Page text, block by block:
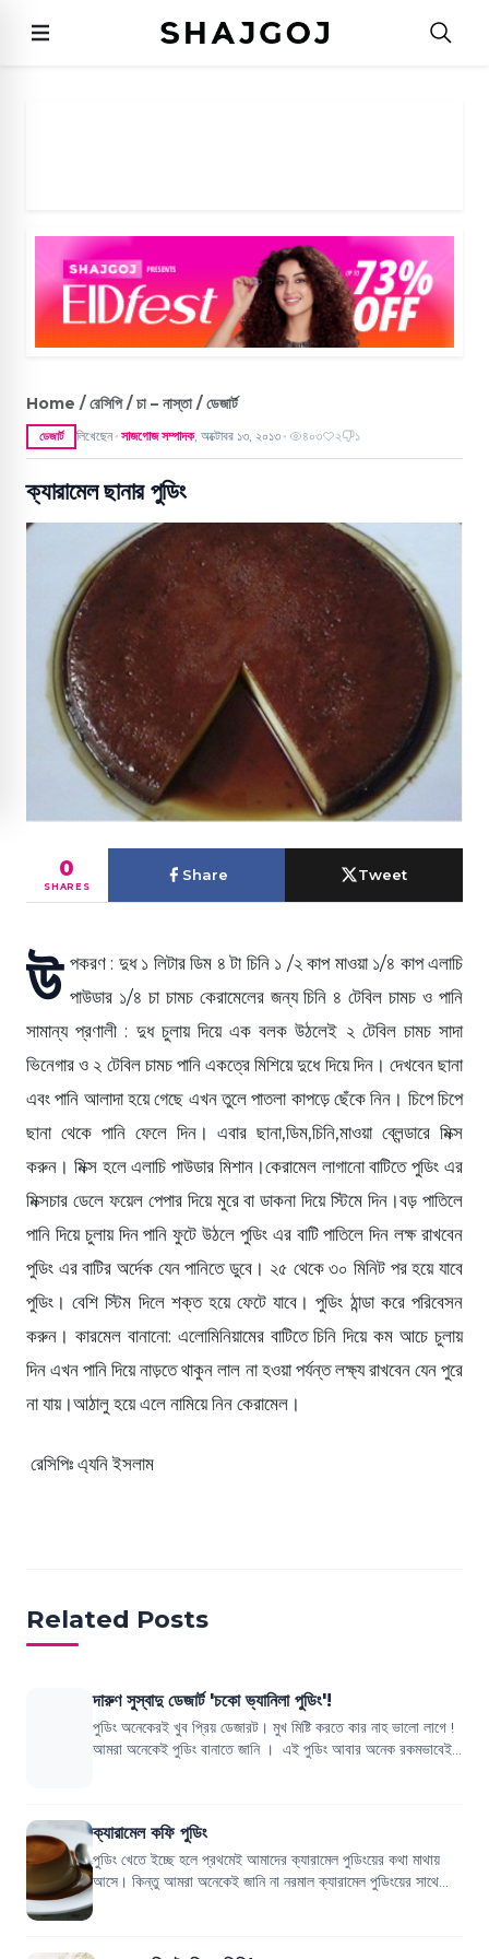
Home / রেসিপি / চা – নাস্তা / ডেজার্ট
ডেজার্ট লিখেছেন ● সাজগোজ সম্পাদক, অক্টোবর ১৩, ২০১৩ ● ৪০৩ ২ ১
ক্যারামেল ছানার পুডিং
0
SHARES
Share Tweet
উ পকরণ : দুধ ১ লিটার ডিম ৪ টা চিনি ১ /২ কাপ মাওয়া ১/৪ কাপ এলাচি
পাউডার ১/৪ চা চামচ কেরামেলের জন্য চিনি ৪ টেবিল চামচ ও পানি
সামান্য প্রণালী : দুধ চুলায় দিয়ে এক বলক উঠলেই ২ টেবিল চামচ সাদা
ভিনেগার ও ২ টেবিল চামচ পানি একত্রে মিশিয়ে দুধে দিয়ে দিন। দেখবেন ছানা
এবং পানি আলাদা হয়ে গেছে এখন তুলে পাতলা কাপড়ে ছেঁকে নিন। চিপে চিপে
ছানা থেকে পানি ফেলে দিন। এবার ছানা,ডিম,চিনি,মাওয়া ব্লেন্ডারে মিক্স
করুন। মিক্স হলে এলাচি পাউডার মিশান।কেরামেল লাগানো বাটিতে পুডিং এর
মিক্সচার ডেলে ফয়েল পেপার দিয়ে মুরে বা ডাকনা দিয়ে স্টিমে দিন।বড় পাতিলে
পানি দিয়ে চুলায় দিন পানি ফুটে উঠলে পুডিং এর বাটি পাতিলে দিন লক্ষ রাখবেন
পুডিং এর বাটির অর্দেক যেন পানিতে ডুবে। ২৫ থেকে ৩০ মিনিট পর হয়ে যাবে
পুডিং। বেশি স্টিম দিলে শক্ত হয়ে ফেটে যাবে। পুডিং ঠান্ডা করে পরিবেসন
করুন। কারমেল বানানো: এলোমিনিয়ামের বাটিতে চিনি দিয়ে কম আচে চুলায়
দিন এখন পানি দিয়ে নাড়তে থাকুন লাল না হওয়া পর্যন্ত লক্ষ্য রাখবেন যেন পুরে
না যায়।আঠালু হয়ে এলে নামিয়ে নিন কেরামেল।
রেসিপিঃ এ্যনি ইসলাম
Related Posts
দারুণ সুস্বাদু ডেজার্ট 'চকো ভ্যানিলা পুডিং'!
পুডিং অনেকেরই খুব প্রিয় ডেজারট। মুখ মিষ্টি করতে কার নাহ ভালো লাগে !
আমরা অনেকেই পুডিং বানাতে জানি । এই পুডিং আবার অনেক রকমভাবেই
ক্যারামেল কফি পুডিং
পুডিং খেতে ইচ্ছে হলে প্রথমেই আমাদের ক্যারামেল পুডিংয়ের কথা মাথায়
আসে। কিন্তু আমরা অনেকেই জানি না নরমাল ক্যারামেল পুডিংয়ের সাথে
মাত্র একটি উপকরণ যোগ কর...